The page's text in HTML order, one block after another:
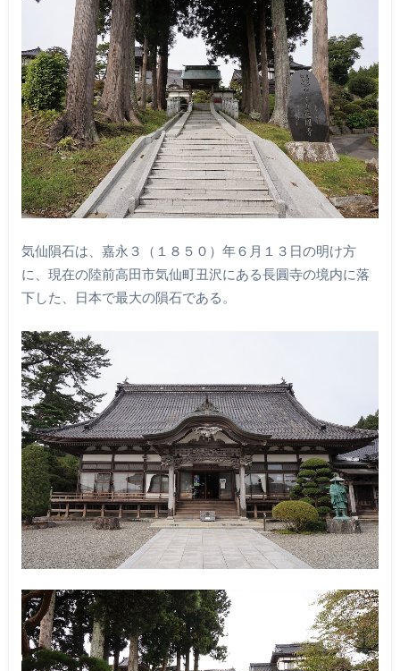
気仙隕石は、嘉永３（１８５０）年６月１３日の明け方
に、現在の陸前高田市気仙町丑沢にある長圓寺の境内に落
下した、日本で最大の隕石である。